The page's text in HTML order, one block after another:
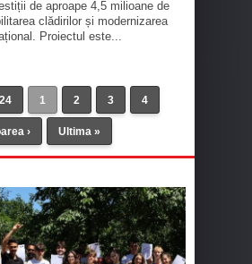
de aproape 4,5 milioane de
clădirilor și modernizarea
Proiectul este...
1 2 3 4
› Ultima »